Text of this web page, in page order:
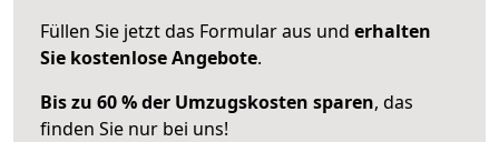
Füllen Sie jetzt das Formular aus und erhalten
Sie kostenlose Angebote.
Bis zu 60 % der Umzugskosten sparen, das
finden Sie nur bei uns!